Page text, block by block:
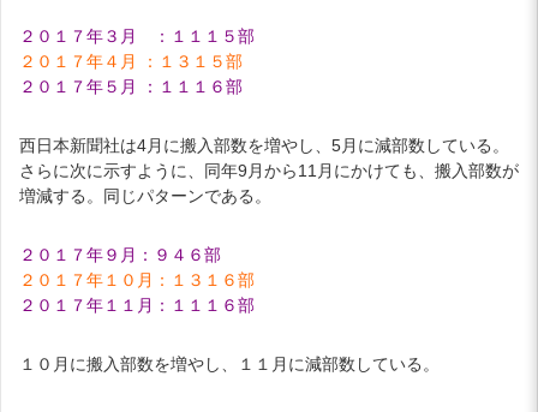
２０１７年３月 ：１１１５部
２０１７年４月 ：１３１５部
２０１７年５月 ：１１１６部
西日本新聞社は4月に搬入部数を増やし、5月に減部数している。
さらに次に示すように、同年9月から11月にかけても、搬入部数が
増減する。同じパターンである。
２０１７年９月：９４６部
２０１７年１０月：１３１６部
２０１７年１１月：１１１６部
１０月に搬入部数を増やし、１１月に減部数している。